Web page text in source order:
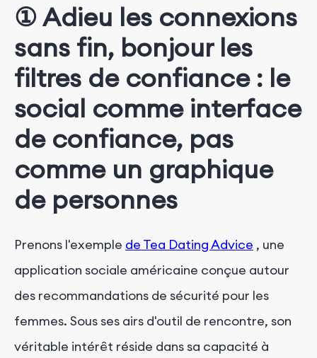
① Adieu les connexions
sans fin, bonjour les
filtres de confiance : le
social comme interface
de confiance, pas
comme un graphique
de personnes
Prenons l'exemple de Tea Dating Advice , une
application sociale américaine conçue autour
des recommandations de sécurité pour les
femmes. Sous ses airs d'outil de rencontre, son
véritable intérêt réside dans sa capacité à